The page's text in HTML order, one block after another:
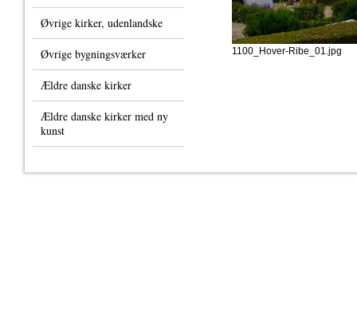
Øvrige kirker, udenlandske
Øvrige bygningsværker
Ældre danske kirker
Ældre danske kirker med ny
kunst
1100_Hover-Ribe_01.jpg